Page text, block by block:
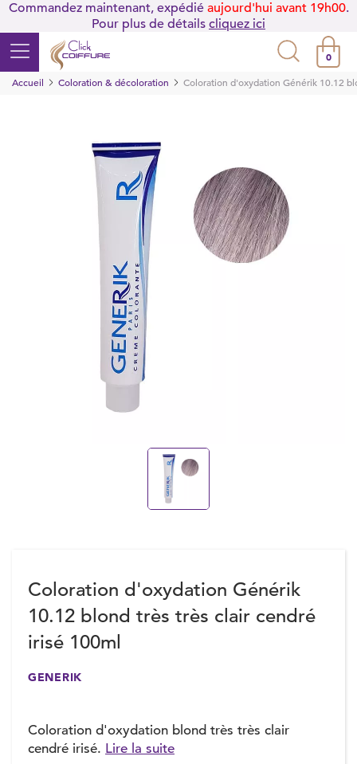
Commandez maintenant, expédié aujourd'hui avant 19h00.
Pour plus de détails cliquez ici
0
Accueil
Coloration & décoloration Coloration d'oxydation Générik 10.12
Coloration d'oxydation Générik
10.12 blond très très clair cendré
irisé 100ml
GENERIK
Coloration d'oxydation blond très très clair
cendré irisé. Lire la suite